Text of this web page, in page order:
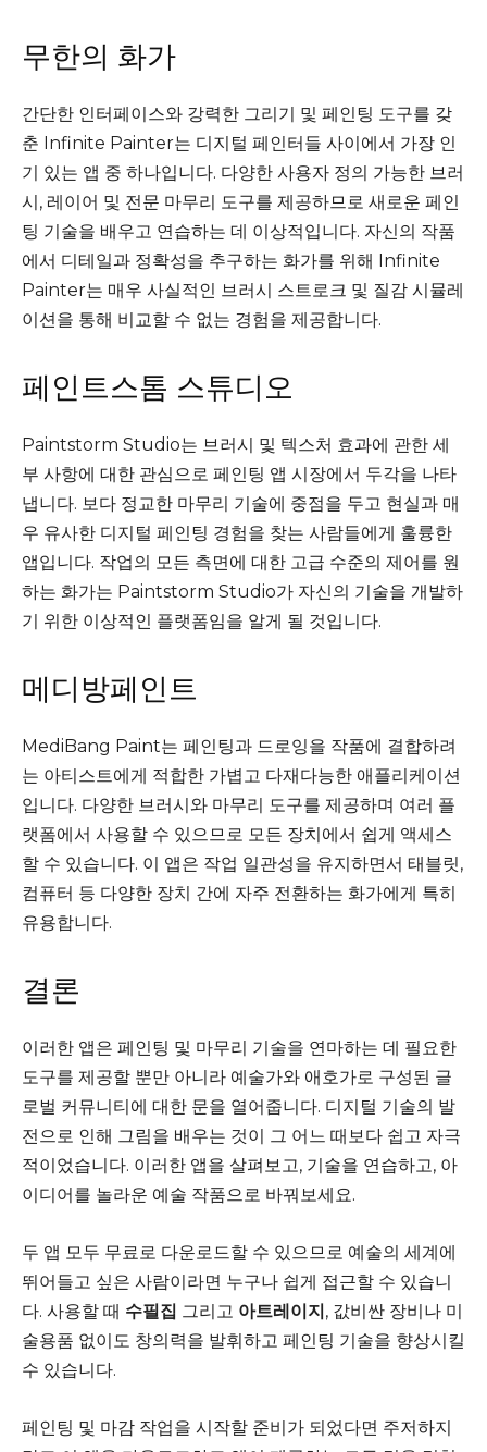
무한의 화가
간단한 인터페이스와 강력한 그리기 및 페인팅 도구를 갖
춘 Infinite Painter는 디지털 페인터들 사이에서 가장 인
기 있는 앱 중 하나입니다. 다양한 사용자 정의 가능한 브러
시, 레이어 및 전문 마무리 도구를 제공하므로 새로운 페인
팅 기술을 배우고 연습하는 데 이상적입니다. 자신의 작품
에서 디테일과 정확성을 추구하는 화가를 위해 Infinite
Painter는 매우 사실적인 브러시 스트로크 및 질감 시뮬레
이션을 통해 비교할 수 없는 경험을 제공합니다.
페인트스톰 스튜디오
Paintstorm Studio는 브러시 및 텍스처 효과에 관한 세
부 사항에 대한 관심으로 페인팅 앱 시장에서 두각을 나타
냅니다. 보다 정교한 마무리 기술에 중점을 두고 현실과 매
우 유사한 디지털 페인팅 경험을 찾는 사람들에게 훌륭한
앱입니다. 작업의 모든 측면에 대한 고급 수준의 제어를 원
하는 화가는 Paintstorm Studio가 자신의 기술을 개발하
기 위한 이상적인 플랫폼임을 알게 될 것입니다.
메디방페인트
MediBang Paint는 페인팅과 드로잉을 작품에 결합하려
는 아티스트에게 적합한 가볍고 다재다능한 애플리케이션
입니다. 다양한 브러시와 마무리 도구를 제공하며 여러 플
랫폼에서 사용할 수 있으므로 모든 장치에서 쉽게 액세스
할 수 있습니다. 이 앱은 작업 일관성을 유지하면서 태블릿,
컴퓨터 등 다양한 장치 간에 자주 전환하는 화가에게 특히
유용합니다.
결론
이러한 앱은 페인팅 및 마무리 기술을 연마하는 데 필요한
도구를 제공할 뿐만 아니라 예술가와 애호가로 구성된 글
로벌 커뮤니티에 대한 문을 열어줍니다. 디지털 기술의 발
전으로 인해 그림을 배우는 것이 그 어느 때보다 쉽고 자극
적이었습니다. 이러한 앱을 살펴보고, 기술을 연습하고, 아
이디어를 놀라운 예술 작품으로 바꿔보세요.
두 앱 모두 무료로 다운로드할 수 있으므로 예술의 세계에
뛰어들고 싶은 사람이라면 누구나 쉽게 접근할 수 있습니
다. 사용할 때 수필집 그리고 아트레이지, 값비싼 장비나 미
술용품 없이도 창의력을 발휘하고 페인팅 기술을 향상시킬
수 있습니다.
페인팅 및 마감 작업을 시작할 준비가 되었다면 주저하지